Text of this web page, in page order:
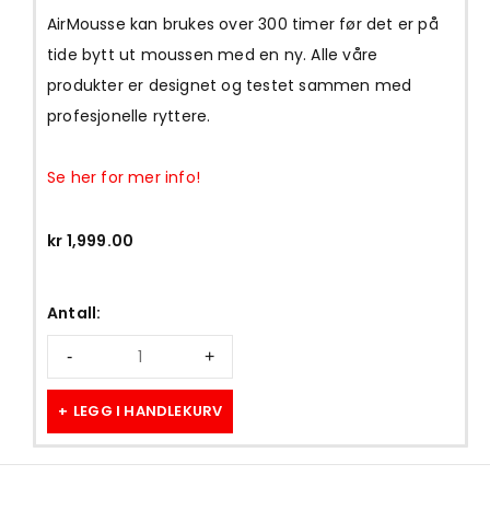
AirMousse kan brukes over 300 timer før det er på
tide bytt ut moussen med en ny. Alle våre
produkter er designet og testet sammen med
profesjonelle ryttere.
Se her for mer info!
kr 1,999.00
Antall:
LEGG I HANDLEKURV